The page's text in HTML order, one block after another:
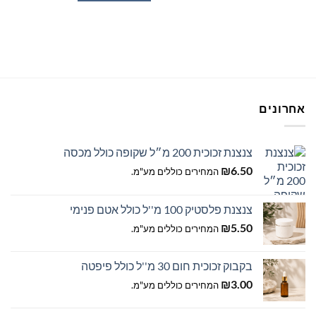
המוצר
אחרונים
צנצנת זכוכית 200 מ״ל שקופה כולל מכסה
₪6.50 המחירים כוללים מע"מ.
צנצנת פלסטיק 100 מ''ל כולל אטם פנימי
₪5.50 המחירים כוללים מע"מ.
בקבוק זכוכית חום 30 מ''ל כולל פיפטה
₪3.00 המחירים כוללים מע"מ.